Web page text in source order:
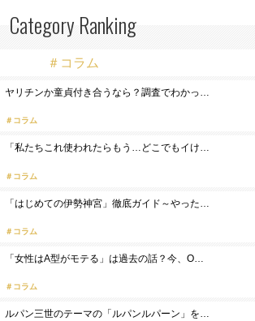
Category Ranking
＃コラム
ヤリチンか童貞付き合うなら？調査でわかっ…
コラム
「私たちこれ使われたらもう…どこでもイけ…
コラム
「はじめての伊勢神宮」徹底ガイド～やった…
コラム
「女性はA型がモテる」は過去の話？今、O…
コラム
ルパン三世のテーマの「ルパンルパーン」を…